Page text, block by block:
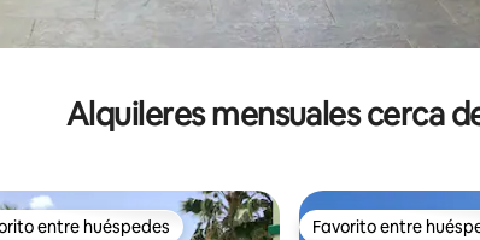
Alquileres mensuales cerca
entre huéspedes Favorito entre